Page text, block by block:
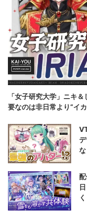
「女子研究大学」ニキ
要なのは非日常より“イ